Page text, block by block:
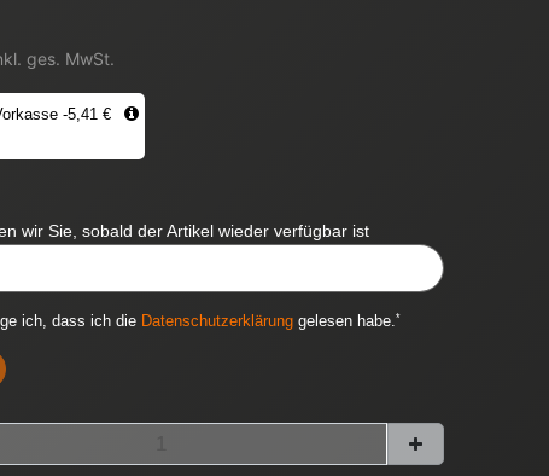
ges. MwSt.
-5,41 €
wir Sie, sobald der Artikel wieder verfügbar ist
ich, dass ich die Daten­schutz­erklärunggelesen habe.*